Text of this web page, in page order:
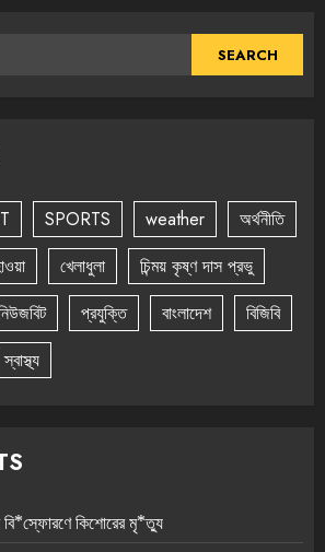
SPORTS weather
অর্থনীতি
খেলাধুলা
চিন্ময় কৃষ্ণ দাস প্রভু
প্রযুক্তি বাংলাদেশ
বিজিবি
স্বাস্থ্য
বি*স্ফোরণে কিশোরের মৃ*ত্যু